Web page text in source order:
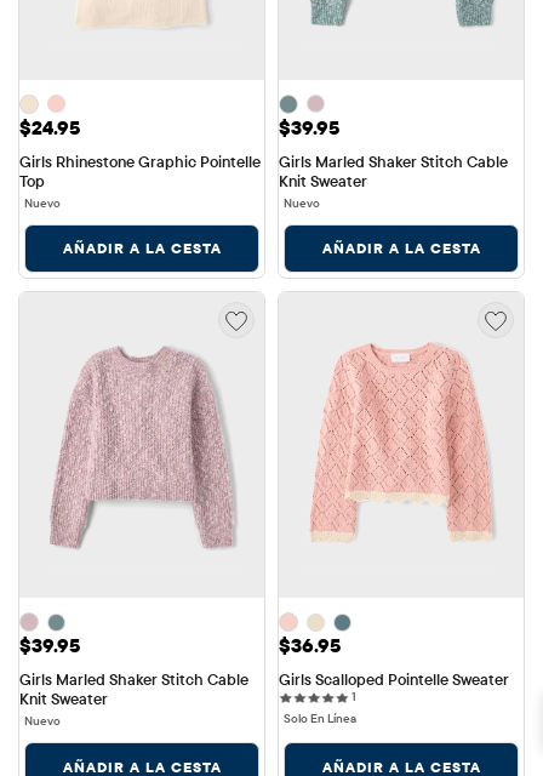
Precio: $24.95
$24.95
Girls Rhinestone Graphic Pointelle
Top
Nuevo
AÑADIR A LA CESTA
Precio: $39.95
$39.95
Girls Marled Shaker Stitch Cable
Knit Sweater
Nuevo
AÑADIR A LA CESTA
Precio: $39.95
$39.95
Girls Marled Shaker Stitch Cable
Knit Sweater
Nuevo
AÑADIR A LA CESTA
Precio: $36.95
$36.95
Girls Scalloped Pointelle Sweater
1 reviews
Solo En Línea
AÑADIR A LA CESTA